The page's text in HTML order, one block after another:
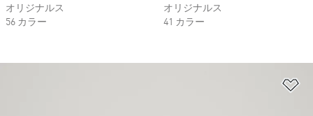
オリジナルス
56 カラー
オリジナルス
41 カラー